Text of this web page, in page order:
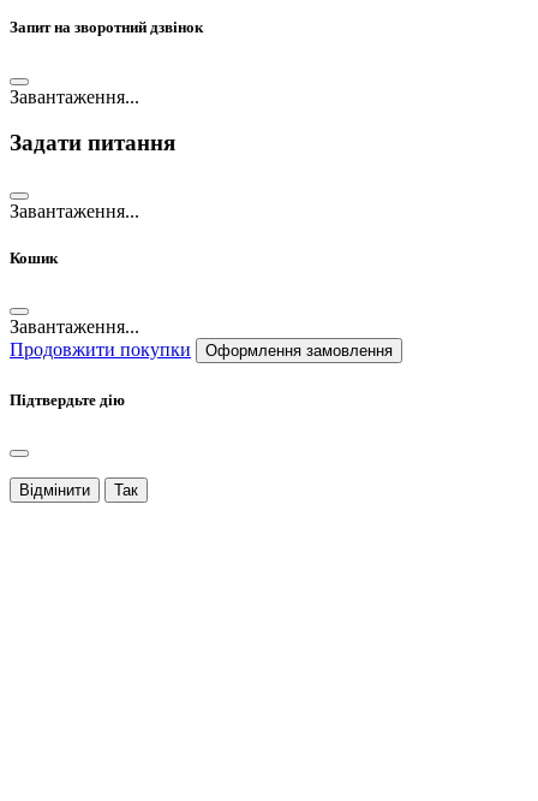
Запит на зворотний дзвінок
Завантаження...
Задати питання
Завантаження...
Кошик
Завантаження...
Продовжити покупки
Оформлення замовлення
Підтвердьте дію
Відмінити Так